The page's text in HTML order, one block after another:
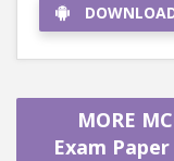
MORE
Exam